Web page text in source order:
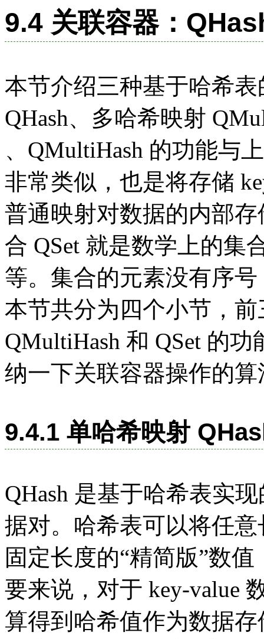
9.4 关联容器：
本节介绍三种基于哈希
QHash、多哈希映射
、QMultiHash 的功能与
非常类似，也是将存储
普通映射对数据的内部
合 QSet 就是数学上的
等。集合的元素没有序
本节共分为四个小节，
QMultiHash 和 QSet 的
纳一下关联容器操作的
9.4.1 单哈希映射
QHash 是基于哈希表实
据对。哈希表可以将任
固定长度的“精简版”数
要来说，对于 key-value
算得到哈希值作为数据